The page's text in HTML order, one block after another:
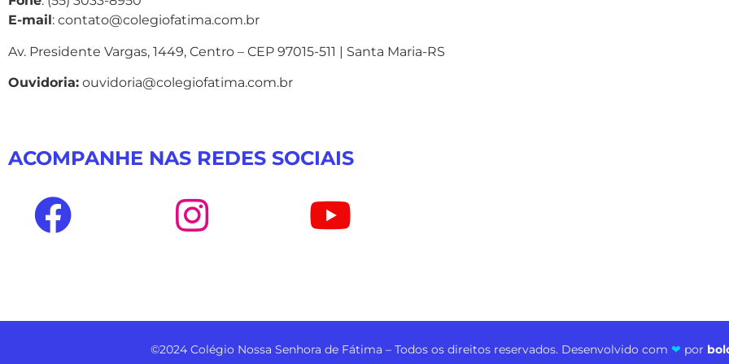
E-mail: contato@colegiofatima.com.br
Av. Presidente Vargas, 1449, Centro – CEP 97015-511 | Santa Maria-RS
Ouvidoria: ouvidoria@colegiofatima.com.br
ACOMPANHE NAS REDES SOCIAIS
©2024 Colégio Nossa Senhora de Fátima – Todos os direitos reservados. Desenvolvido com ❤ por